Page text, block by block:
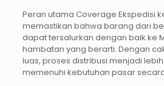
Peran utama Coverage Ekspedisi
memastikan bahwa barang dari
dapat tersalurkan dengan baik ke
hambatan yang berarti. Dengan
luas, proses distribusi menjadi
memenuhi kebutuhan pasar